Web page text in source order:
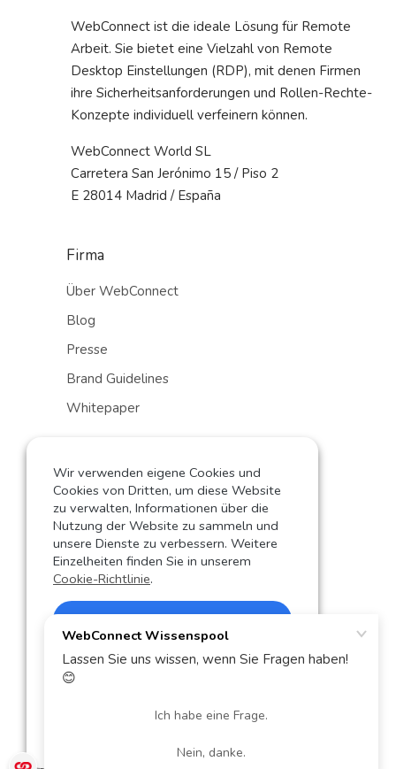
WebConnect ist die ideale Lösung für Remote
Arbeit. Sie bietet eine Vielzahl von Remote
Desktop Einstellungen (RDP), mit denen Firmen
ihre Sicherheitsanforderungen und Rollen-Rechte-
Konzepte individuell verfeinern können.
WebConnect World SL
Carretera San Jerónimo 15 / Piso 2
E 28014 Madrid / España
Firma
Über WebConnect
Blog
Presse
Brand Guidelines
Whitepaper
Shop
Partner werden
Kontakt
German
English
© 2024 WebConnect World SL
Wir verwenden eigene Cookies und
Cookies von Dritten, um diese Website
zu verwalten, Informationen über die
Nutzung der Website zu sammeln und
unsere Dienste zu verbessern. Weitere
Einzelheiten finden Sie in unserem
Cookie-Richtlinie.
Aceptar Cokkies
Cookies personalisieren